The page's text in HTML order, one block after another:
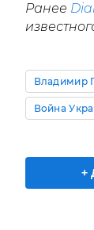
Ранее
Владимир
Война
+